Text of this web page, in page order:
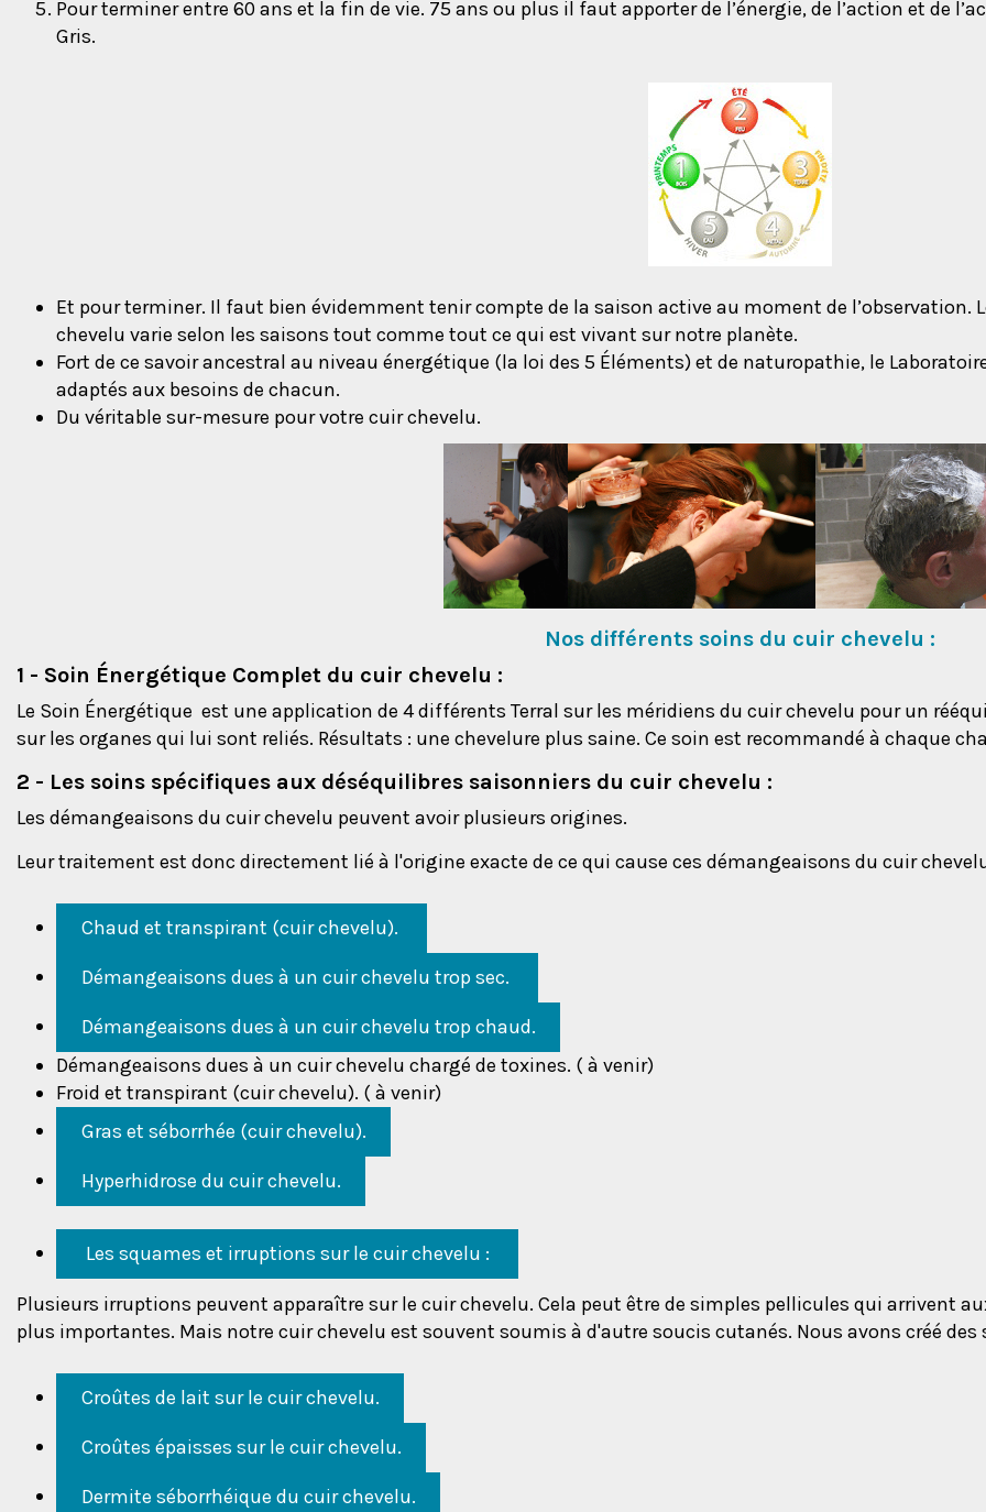
Pour terminer entre 60 ans et la fin de vie. 75 ans ou plus il faut apporter de l’énergie, de l’action et de
Gris.
Et pour terminer. Il faut bien évidemment tenir compte de la saison active au moment de l’observation.
chevelu varie selon les saisons tout comme tout ce qui est vivant sur notre planète.
Fort de ce savoir ancestral au niveau énergétique (la loi des 5 Éléments) et de naturopathie, le
adaptés aux besoins de chacun.
Du véritable sur-mesure pour votre cuir chevelu.
Nos différents soins du cuir chevelu :
1 - Soin Énergétique Complet du cuir chevelu :
Le Soin Énergétique est une application de 4 différents Terral sur les méridiens du cuir chevelu pour un
sur les organes qui lui sont reliés. Résultats : une chevelure plus saine. Ce soin est recommandé à chaque
2 - Les soins spécifiques aux déséquilibres saisonniers du cuir chevelu :
Les démangeaisons du cuir chevelu peuvent avoir plusieurs origines.
Leur traitement est donc directement lié à l'origine exacte de ce qui cause ces démangeaisons du cuir
Chaud et transpirant (cuir chevelu).
Démangeaisons dues à un cuir chevelu trop sec.
Démangeaisons dues à un cuir chevelu trop chaud.
Démangeaisons dues à un cuir chevelu chargé de toxines. ( à venir)
Froid et transpirant (cuir chevelu). ( à venir)
Gras et séborrhée (cuir chevelu).
Hyperhidrose du cuir chevelu.
Les squames et irruptions sur le cuir chevelu :
Plusieurs irruptions peuvent apparaître sur le cuir chevelu. Cela peut être de simples pellicules qui arrivent
plus importantes. Mais notre cuir chevelu est souvent soumis à d'autre soucis cutanés. Nous avons créé
Croûtes de lait sur le cuir chevelu.
Croûtes épaisses sur le cuir chevelu.
Dermite séborrhéique du cuir chevelu.